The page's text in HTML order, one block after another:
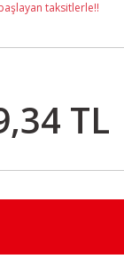
taksitlerle!!
TL